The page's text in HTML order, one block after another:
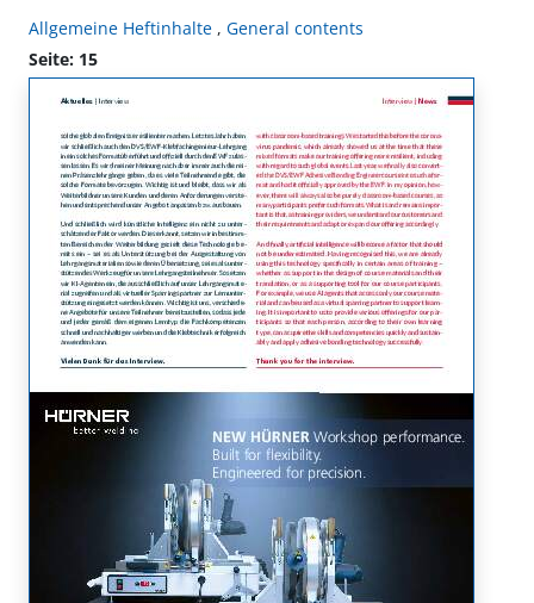
Allgemeine Heftinhalte , General contents
Seite: 15